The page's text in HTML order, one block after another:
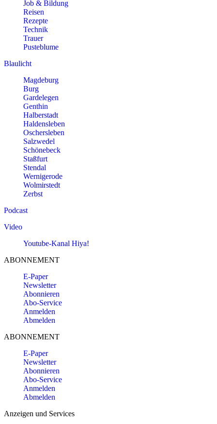
Job & Bildung
Reisen
Rezepte
Technik
Trauer
Pusteblume
Blaulicht
Magdeburg
Burg
Gardelegen
Genthin
Halberstadt
Haldensleben
Oschersleben
Salzwedel
Schönebeck
Staßfurt
Stendal
Wernigerode
Wolmirstedt
Zerbst
Podcast
Video
Youtube-Kanal Hiya!
ABONNEMENT
E-Paper
Newsletter
Abonnieren
Abo-Service
Anmelden
Abmelden
ABONNEMENT
E-Paper
Newsletter
Abonnieren
Abo-Service
Anmelden
Abmelden
Anzeigen und Services